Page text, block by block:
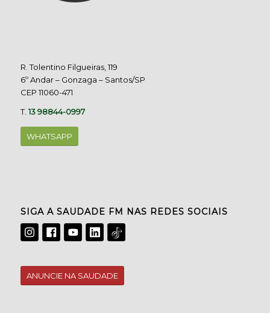
R. Tolentino Filgueiras, 119
6º Andar – Gonzaga – Santos/SP
CEP 11060-471
T.13 98844-0997
WHATSAPP
SIGA A SAUDADE FM NAS REDES SOCIAIS
ANUNCIE NA SAUDADE